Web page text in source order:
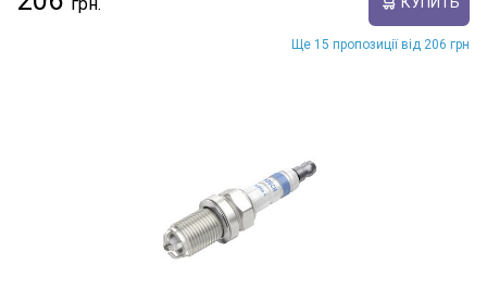
Ще 15 пропозиції від 206 грн